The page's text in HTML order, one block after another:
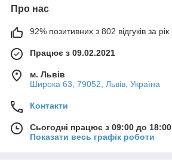
Про нас
92% позитивних з 802 відгуків за рік
Працює з 09.02.2021
м. Львів
Широка 63, 79052, Львів, Україна
Контакти
Сьогодні працює з 09:00 до 18:00
Показати весь графік роботи